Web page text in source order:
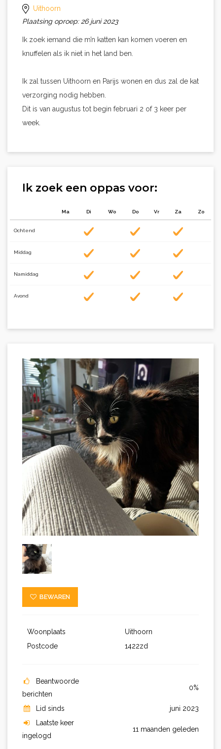
Uithoorn
Plaatsing oproep: 26 juni 2023
Ik zoek iemand die m’n katten kan komen voeren en
knuffelen als ik niet in het land ben.
Ik zal tussen Uithoorn en Parijs wonen en dus zal de kat
verzorging nodig hebben.
Dit is van augustus tot begin februari 2 of 3 keer per
week.
Ik zoek een oppas voor:
Ma Di Wo Do Vr Za Zo
Ochtend
Middag
Namiddag
Avond
BEWAREN
Woonplaats
Uithoorn
Postcode
1422zd
Beantwoorde
berichten
0%
Lid sinds
juni 2023
Laatste keer
ingelogd
11 maanden geleden